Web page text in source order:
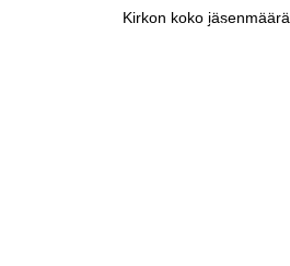
Kirkon koko jäsenmäärä
1 /